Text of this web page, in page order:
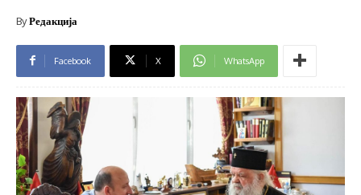
ByРедакција
Facebook X WhatsApp